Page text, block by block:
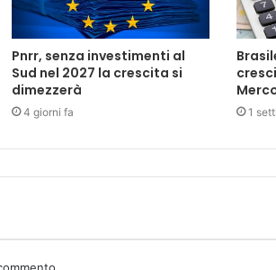
Pnrr, senza investimenti al
Sud nel 2027 la crescita si
dimezzerà
4 giorni fa 1